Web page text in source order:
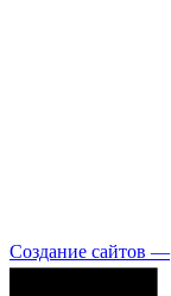
Создание сайтов —